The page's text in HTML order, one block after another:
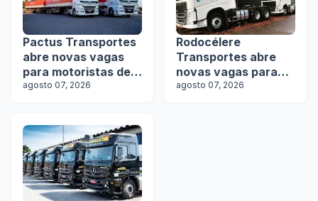
Pactus Transportes
abre novas vagas
para motoristas de
rodotrens
agosto 07, 2026
Rodocélere
Transportes abre
novas vagas para
motoristas
agosto 07, 2026